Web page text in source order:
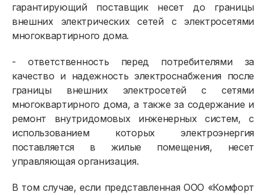
гарантирующий поставщик несет до границы
внешних электрических сетей с электросетями
многоквартирного дома.
- ответственность перед потребителями за
качество и надежность электроснабжения после
границы внешних электросетей с сетями
многоквартирного дома, а также за содержание и
ремонт внутридомовых инженерных систем, с
использованием которых электроэнергия
поставляется в жилые помещения, несет
управляющая организация.
В том случае, если представленная ООО «Комфорт